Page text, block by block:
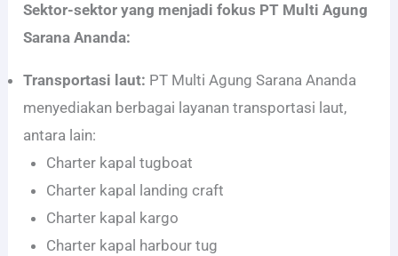
Sektor-sektor yang menjadi fokus PT Multi Agung
Sarana Ananda:
Transportasi laut: PT Multi Agung Sarana Ananda
menyediakan berbagai layanan transportasi laut,
antara lain:
Charter kapal tugboat
Charter kapal landing craft
Charter kapal kargo
Charter kapal harbour tug